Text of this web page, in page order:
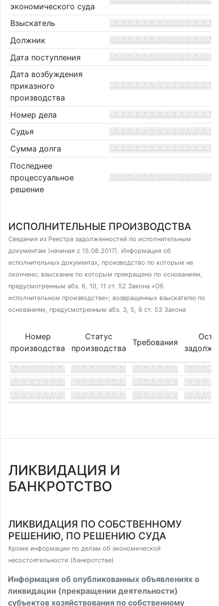
экономического суда
Взыскатель
Должник
Дата поступления
Дата возбуждения
приказного
производства
Номер дела
Судья
Сумма долга
Последнее
процессуальное
решение
ИСПОЛНИТЕЛЬНЫЕ ПРОИЗВОДСТВА
Сведения из Реестра задолженностей по исполнительным
документам (начиная с 15.08.2017). Информация об
исполнительных документах, производство по которым не
окончено; взыскание по которым прекращено по основаниям,
предусмотренным абз. 6, 10, 11 ст. 52 Закона «Об
исполнительном производстве»; возвращенных взыскателю по
основаниям, предусмотренным абз. 3, 5, 6 ст. 53 Закона
Номер
производства
Статус
производства
Требования
ЛИКВИДАЦИЯ И
БАНКРОТСТВО
ЛИКВИДАЦИЯ ПО СОБСТВЕННОМУ
РЕШЕНИЮ, ПО РЕШЕНИЮ СУДА
Кроме информации по делам об экономической
несостоятельности (банкротстве)
Информация об опубликованных объявлениях о
ликвидации (прекращении деятельности)
субъектов хозяйствования по собственному